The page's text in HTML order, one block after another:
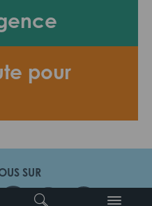
pour
SUR